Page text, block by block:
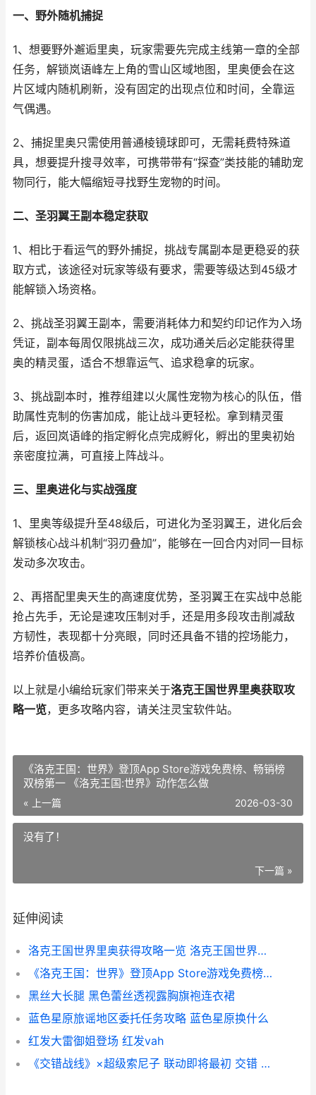
一、野外随机捕捉
1、想要野外邂逅里奥，玩家需要先完成主线第一章的全部
任务，解锁岚语峰左上角的雪山区域地图，里奥便会在这
片区域内随机刷新，没有固定的出现点位和时间，全靠运
气偶遇。
2、捕捉里奥只需使用普通棱镜球即可，无需耗费特殊道
具，想要提升搜寻效率，可携带带有“探查”类技能的辅助宠
物同行，能大幅缩短寻找野生宠物的时间。
二、圣羽翼王副本稳定获取
1、相比于看运气的野外捕捉，挑战专属副本是更稳妥的获
取方式，该途径对玩家等级有要求，需要等级达到45级才
能解锁入场资格。
2、挑战圣羽翼王副本，需要消耗体力和契约印记作为入场
凭证，副本每周仅限挑战三次，成功通关后必定能获得里
奥的精灵蛋，适合不想靠运气、追求稳拿的玩家。
3、挑战副本时，推荐组建以火属性宠物为核心的队伍，借
助属性克制的伤害加成，能让战斗更轻松。拿到精灵蛋
后，返回岚语峰的指定孵化点完成孵化，孵出的里奥初始
亲密度拉满，可直接上阵战斗。
三、里奥进化与实战强度
1、里奥等级提升至48级后，可进化为圣羽翼王，进化后会
解锁核心战斗机制“羽刃叠加”，能够在一回合内对同一目标
发动多次攻击。
2、再搭配里奥天生的高速度优势，圣羽翼王在实战中总能
抢占先手，无论是速攻压制对手，还是用多段攻击削减敌
方韧性，表现都十分亮眼，同时还具备不错的控场能力，
培养价值极高。
以上就是小编给玩家们带来关于洛克王国世界里奥获取攻
略一览，更多攻略内容，请关注灵宝软件站。
《洛克王国：世界》登顶App Store游戏免费榜、畅销榜
双榜第一 《洛克王国:世界》动作怎么做
« 上一篇 2026-03-30
没有了！
下一篇 »
延伸阅读
洛克王国世界里奥获得攻略一览 洛克王国世界里奥什么性格最好
《洛克王国：世界》登顶App Store游戏免费榜、畅销榜双榜第一 《洛克王国:世界》动作怎么做
黑丝大长腿 黑色蕾丝透视露胸旗袍连衣裙
蓝色星原旅谣地区委托任务攻略 蓝色星原换什么
红发大雷御姐登场 红发vah
《交错战线》×超级索尼子 联动即将最初 交错 交织